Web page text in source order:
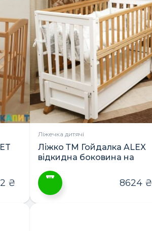
₴
Ліжечка дитячі
Ліжко ТМ Гойдалка ALEX
відкидна боковина на
8624 ₴